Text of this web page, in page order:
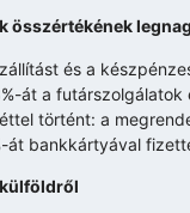
összértékének
és a
át a
történt: a
át bankkártyával